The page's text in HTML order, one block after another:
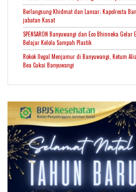
Berlangsung Khidmat dan Lancar; Kapolresta
jabatan Kasat
SPENSARON Banyuwangi dan Eco Bhinneka
Belajar Kelola Sampah Plastik
Rokok Ilegal Menjamur di Banyuwangi, Ketum
Bea Cukai Banyuwangi